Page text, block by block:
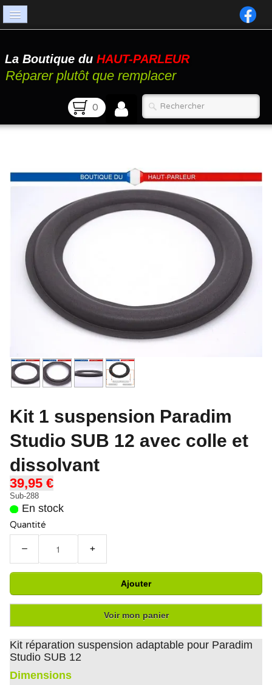
Catalogue
Atelier
La Boutique du HAUT-PARLEUR
Réparer plutôt que remplacer
0
Kit 1 suspension Paradim
Studio SUB 12 avec colle et
dissolvant
39,95 €
Sub-288
En stock
Quantité
− +
Ajouter
Voir mon panier
Kit réparation suspension adaptable pour Paradim
Studio SUB 12
Dimensions